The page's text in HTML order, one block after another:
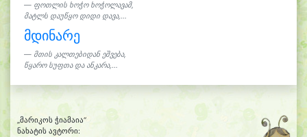
ფოთლის ხოჭო ხოჭოლავამ,
მატლს დაუწყო დიდი დავა,...
მდინარე
მთის კალთებიდან ეშვება,
წყარო სუფთა და ანკარა,...
„მარიკოს ჭიამაია“
ნახატის ავტორი: